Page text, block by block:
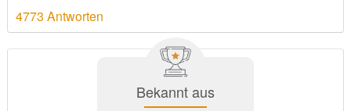
4773 Antworten
Bekannt aus